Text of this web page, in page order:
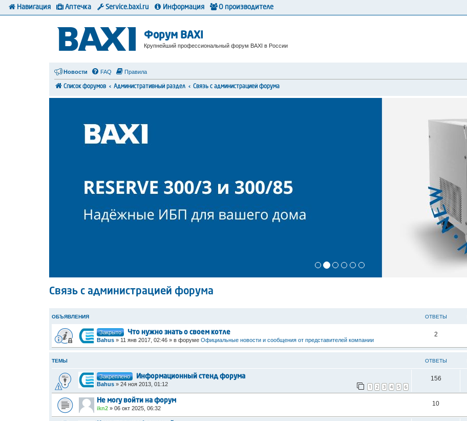
Форум BAXI
Крупнейший профессиональный форум BAXI в России
Новости FAQ Правила
Список форумов Административный раздел Связь с администрацией форума
Связь с администрацией форума
ОБЪЯВЛЕНИЯ ОТВЕТЫ
Закрыто Что нужно знать о своем котле
Bahus » 11 янв 2017, 02:46 » в форуме Официальные новости и сообщения от представителей компании
2
ТЕМЫ ОТВЕТЫ
Закреплено Информационный стенд форума
Bahus » 24 ноя 2013, 01:12 1 2 3 4 5 6
156
Не могу войти на форум
ikn2 » 06 окт 2025, 06:32
10
Навигация Аптечка Service.baxi.ru Информация О производителе